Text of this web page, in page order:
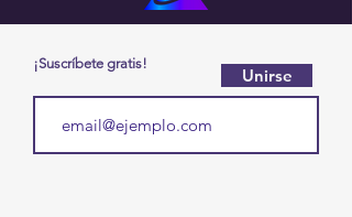
¡Suscríbete gratis!
Unirse